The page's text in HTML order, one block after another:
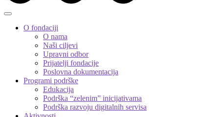
O fondaciji
O nama
Naši ciljevi
Upravni odbor
Prijatelji fondacije
Poslovna dokumentacija
Programi podrške
Edukacija
Podrška “zelenim” inicijativama
Podrška razvoju digitalnih servisa